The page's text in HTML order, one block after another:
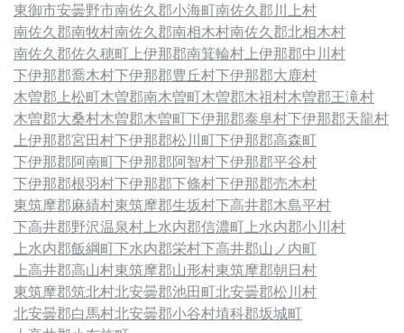
東御市安曇野市南佐久郡小海町南佐久郡川上村
南佐久郡南牧村南佐久郡南相木村南佐久郡北相木村
南佐久郡佐久穂町上伊那郡南箕輪村上伊那郡中川村
下伊那郡喬木村下伊那郡豊丘村下伊那郡大鹿村
木曽郡上松町木曽郡南木曽町木曽郡木祖村木曽郡王滝村
木曽郡大桑村木曽郡木曽町下伊那郡泰阜村下伊那郡天龍村
上伊那郡宮田村下伊那郡松川町下伊那郡高森町
下伊那郡阿南町下伊那郡阿智村下伊那郡平谷村
下伊那郡根羽村下伊那郡下條村下伊那郡売木村
東筑摩郡麻績村東筑摩郡生坂村下高井郡木島平村
下高井郡野沢温泉村上水内郡信濃町上水内郡小川村
上水内郡飯綱町下水内郡栄村下高井郡山ノ内町
上高井郡高山村東筑摩郡山形村東筑摩郡朝日村
東筑摩郡筑北村北安曇郡池田町北安曇郡松川村
北安曇郡白馬村北安曇郡小谷村埴科郡坂城町